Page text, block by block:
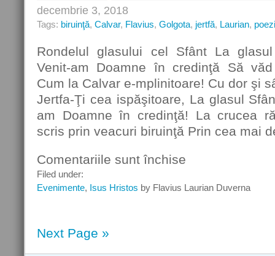
decembrie 3, 2018
Tags: biruinţă, Calvar, Flavius, Golgota, jertfă, Laurian,
Rondelul glasului cel Sfânt La
Venit-am Doamne în credinţă Să
Cum la Calvar e-mplinitoare! Cu dor şi
Jertfa-Ţi cea ispăşitoare, La glasul
am Doamne în credinţă! La crucea
scris prin veacuri biruinţă Prin cea mai
Comentariile sunt închise
glasului
Filed under:
Evenimente, Isus Hristos by Flavius Laurian Duverna
Next Page »